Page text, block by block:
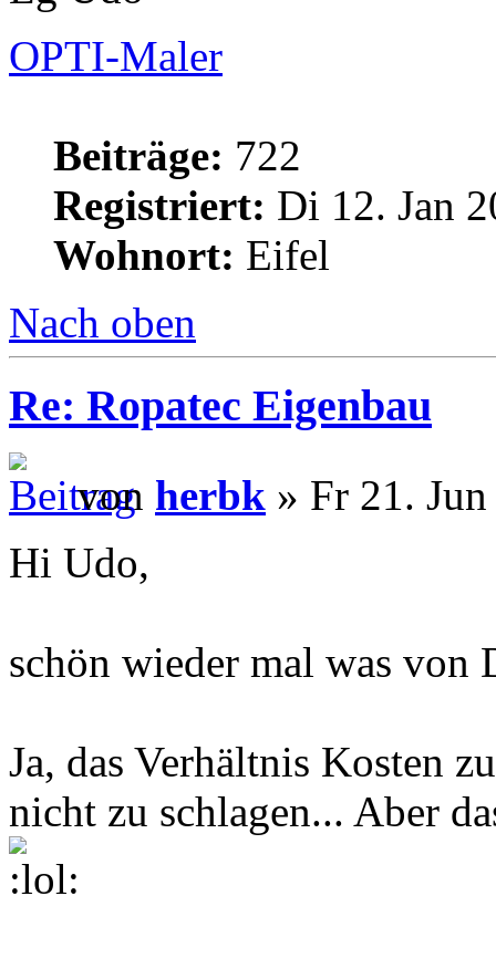
OPTI-Maler
Beiträge: 722
Registriert: Di 12. Jan
Wohnort: Eifel
Nach oben
Re: Ropatec Eigenbau
von herbk » Fr 21.
Hi Udo,
schön wieder mal was von
Ja, das Verhältnis Kosten
nicht zu schlagen... Aber